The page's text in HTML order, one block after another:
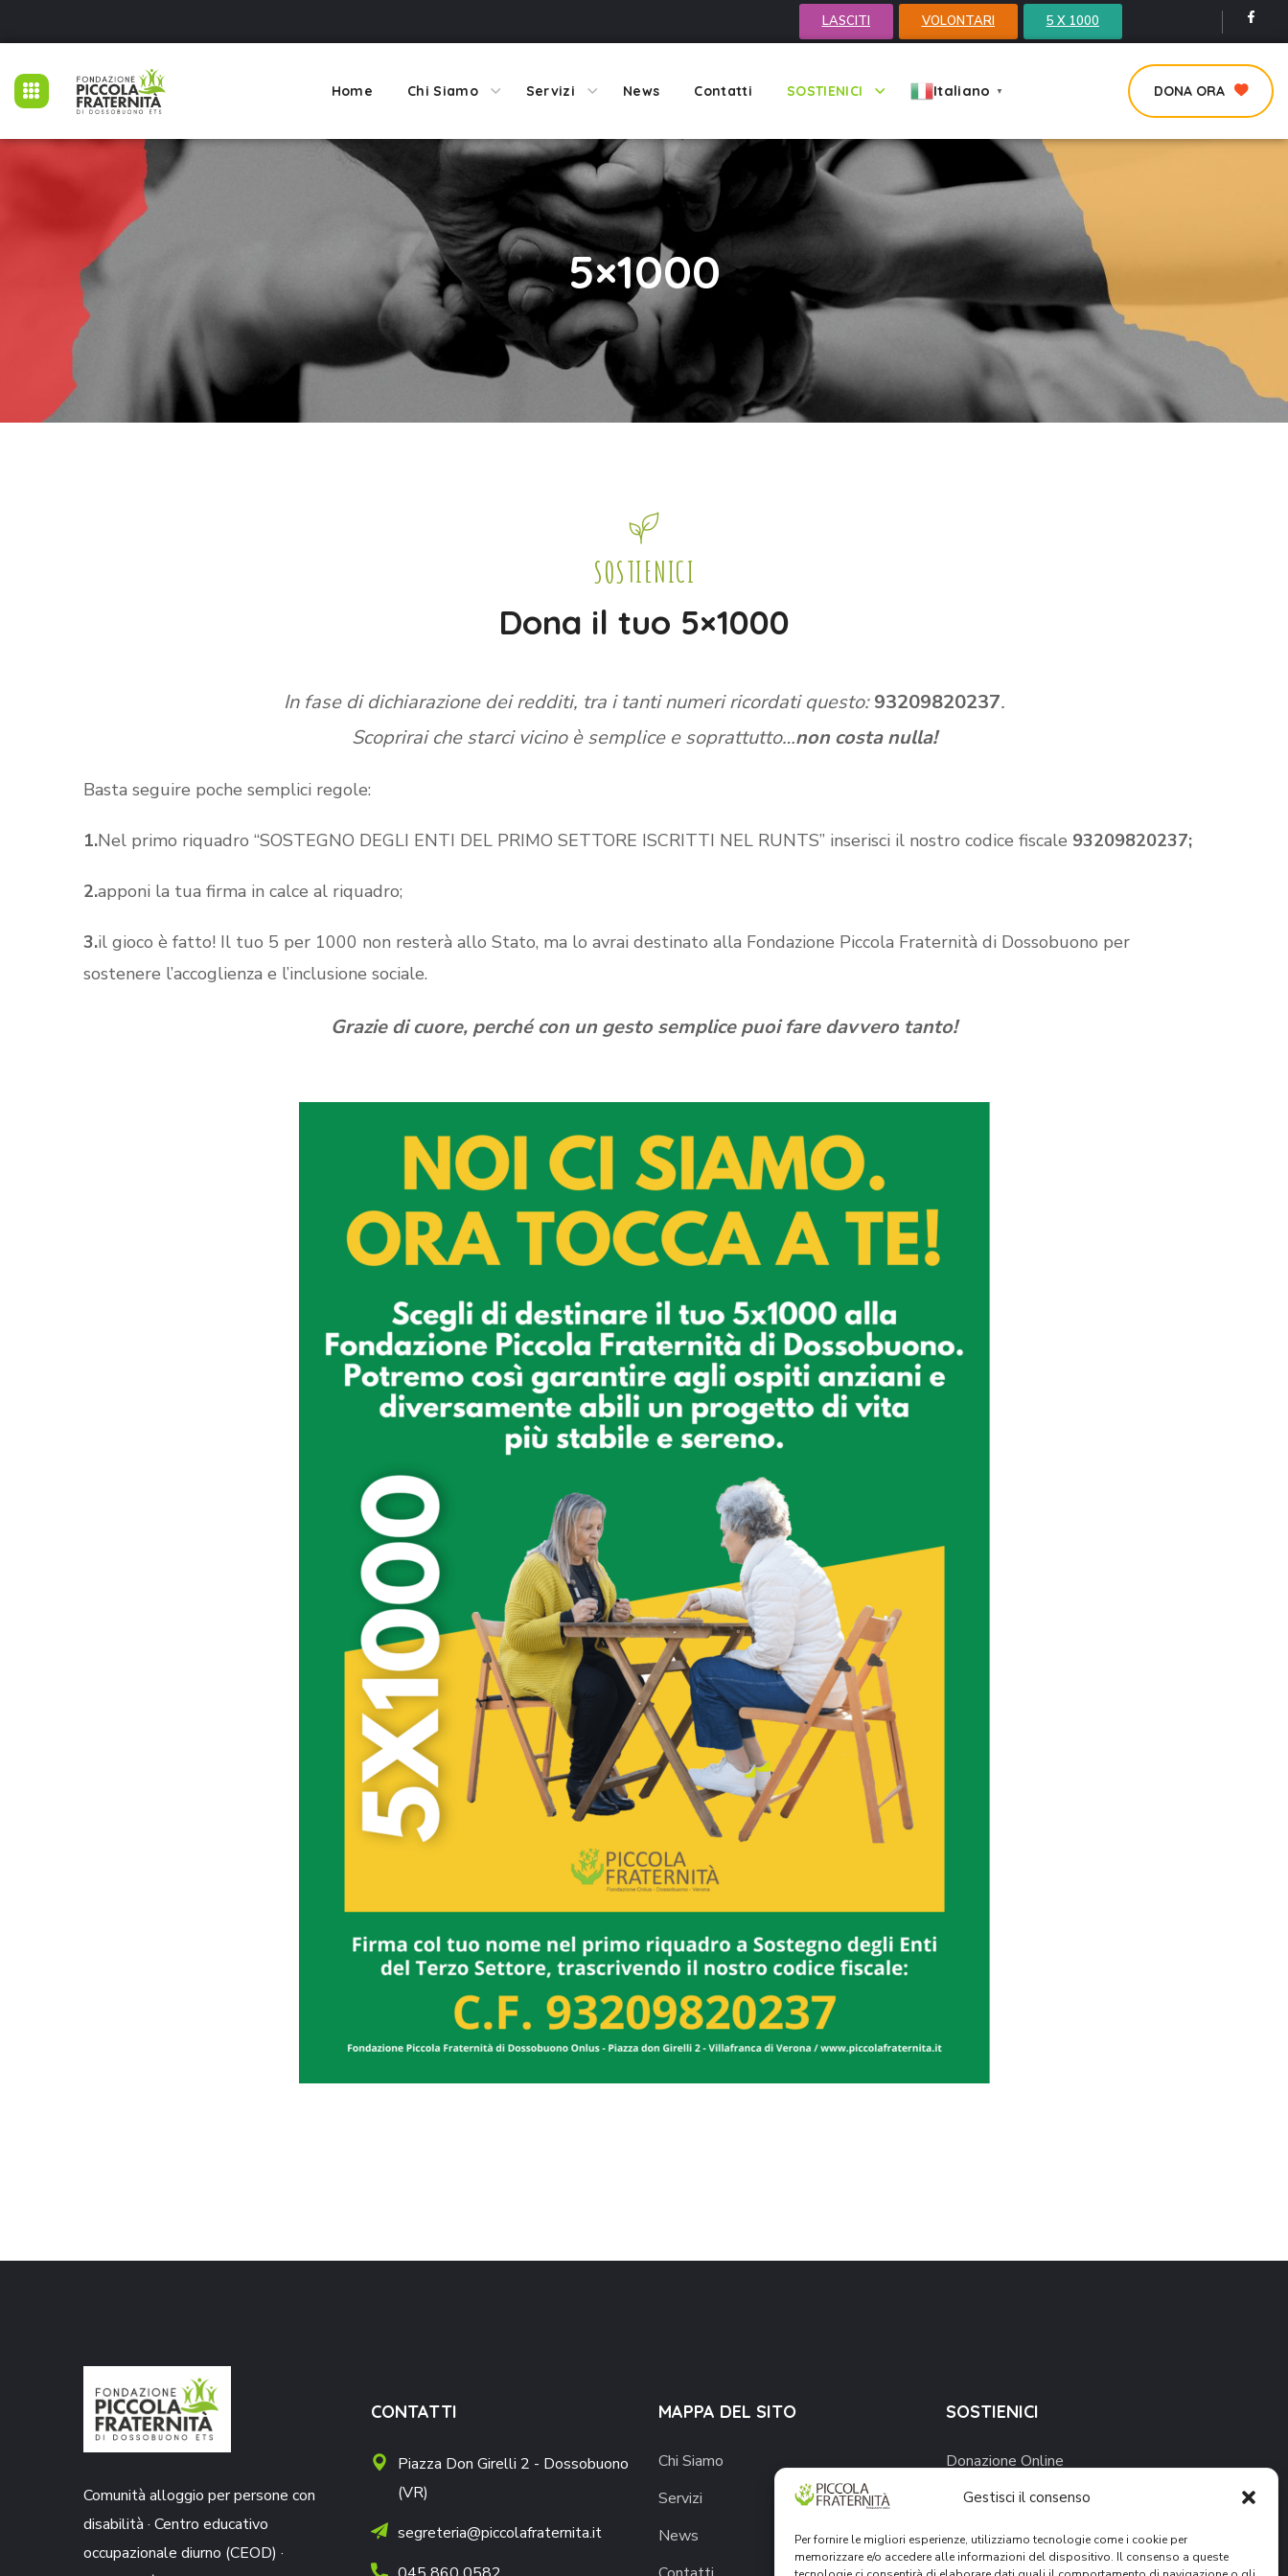
Gestisci il consenso
Per fornire le migliori esperienze, utilizziamo tecnologie come i cookie per
memorizzare e/o accedere alle informazioni del dispositivo. Il consenso a queste
LASCITI VOLONTARI 5 X 1000
Home Chi Siamo Servizi News Contatti SOSTIENICI Italiano ▼ DONA ORA
5×1000
SOSTIENICI
Dona il tuo 5×1000
In fase di dichiarazione dei redditi, tra i tanti numeri ricordati questo:93209820237.
Scoprirai che starci vicino è semplice e soprattutto…non costa nulla!
Basta seguire poche semplici regole:
1.Nel primo riquadro “SOSTEGNO DEGLI ENTI DEL PRIMO SETTORE ISCRITTI NEL RUNTS” inserisci il nostro codice fiscale 93209820237;
2.apponi la tua firma in calce al riquadro;
3.il gioco è fatto! Il tuo 5 per 1000 non resterà allo Stato, ma lo avrai destinato alla Fondazione Piccola Fraternità di Dossobuono per
sostenere l’accoglienza e l’inclusione sociale.
Grazie di cuore, perché con un gesto semplice puoi fare davvero tanto!
Comunità alloggio per persone con
disabilità · Centro educativo
occupazionale diurno (CEOD) ·
CONTATTI
Piazza Don Girelli 2 - Dossobuono
(VR)
segreteria@piccolafraternita.it
MAPPA DEL SITO
Chi Siamo
Servizi
News
SOSTIENICI
Donazione Online
5 x 1000
Lasciti Testamentari